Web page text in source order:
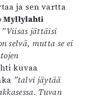
ja sen vartta
Myllylahti
”Viisas jättäisi
selvä, mutta se ei
kuvaa
”talvi jäytää
Tuvan